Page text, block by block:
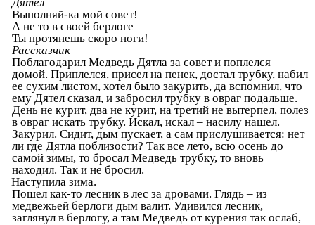
Выполняй-ка мой совет!
А не то в своей берлоге
Ты протянешь скоро ноги!
Рассказчик
Поблагодарил Медведь Дятла за совет и поплелся
домой. Приплелся, присел на пенек, достал трубку, набил
ее сухим листом, хотел было закурить, да вспомнил, что
ему Дятел сказал, и забросил трубку в овраг подальше.
День не курит, два не курит, на третий не вытерпел, полез
в овраг искать трубку. Искал, искал – насилу нашел.
Закурил. Сидит, дым пускает, а сам прислушивается: нет
ли где Дятла поблизости? Так все лето, всю осень до
самой зимы, то бросал Медведь трубку, то вновь
находил. Так и не бросил.
Наступила зима.
Пошел как-то лесник в лес за дровами. Глядь – из
медвежьей берлоги дым валит. Удивился лесник,
заглянул в берлогу, а там Медведь от курения так ослаб,